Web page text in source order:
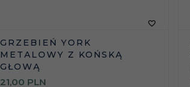
GRZEBIEŃ YORK
METALOWY Z KOŃSKĄ
GŁOWĄ
21,00 PLN